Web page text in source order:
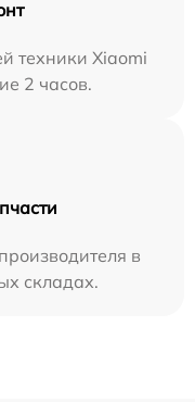
техники Xiaomi
2 часов.
в
складах.